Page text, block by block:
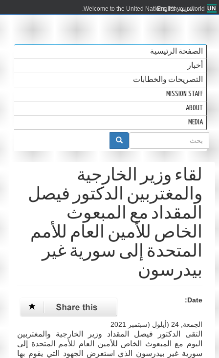
Welcome to the United Nations. It's your world.
العربية English
الصفحة الرئيسية
أخبار
التصريحات والخطابات
MISSION STAFF
ABOUT
MEDIA
استمارة
البحث
لقاء وزير الخارجية
والمغتربين الدكتور فيصل
المقداد مع المبعوث
الخاص للأمين العام للأمم
المتحدة إلى سورية غير
بيدرسون
Date:
الجمعة, 24 (أيلول (سبتمبر 2021
التقى الدكتور فيصل المقداد وزير الخارجية والمغتربين
اليوم مع المبعوث الخاص للأمين العام للأمم المتحدة إلى
سورية غير بيدرسون الذي استعرض الجهود التي يقوم بها